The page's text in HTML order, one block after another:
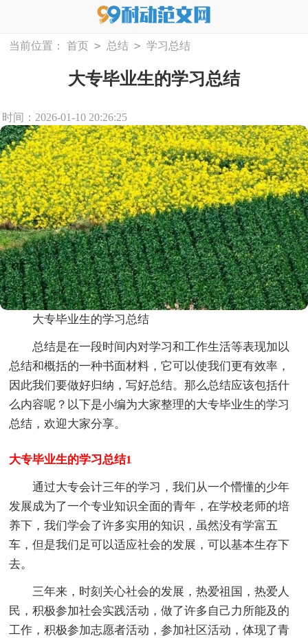
当前位置： 首页 > 总结 > 学习总结
大专毕业生的学习总结
时间：2026-01-10 20:26:25
大专毕业生的学习总结
总结是在一段时间内对学习和工作生活等表现加以
总结和概括的一种书面材料，它可以使我们更有效率，
因此我们要做好归纳，写好总结。那么总结应该包括什
么内容呢？以下是小编为大家整理的大专毕业生的学习
总结，欢迎大家分享。
大专毕业生的学习总结1
通过大专会计三年的学习，我们从一个懵懂的少年
发展成为了一个专业知识全面的青年，在学校老师的培
养下，我们学会了许多实用的知识，虽然没有学富五
车，但是我们足可以适应社会的发展，可以基本生存下
去。
三年来，时刻关心社会的发展，热爱祖国，热爱人
民，积极参加社会实践活动，做了许多自己力所能及的
工作，积极参加志愿者活动，参加社区活动，体现了青